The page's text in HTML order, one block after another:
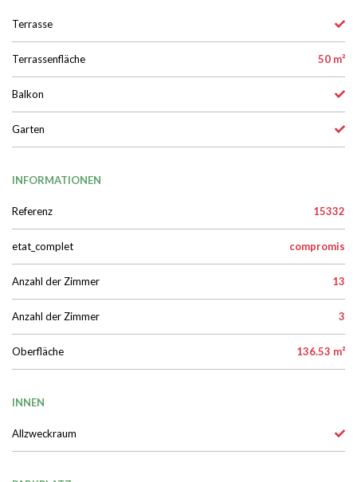
Terrasse
Terrassenfläche 50 m²
Balkon
Garten
INFORMATIONEN
Referenz 15332
etat_complet compromis
Anzahl der Zimmer 13
Anzahl der Zimmer 3
Oberfläche 136.53 m²
INNEN
Allzweckraum